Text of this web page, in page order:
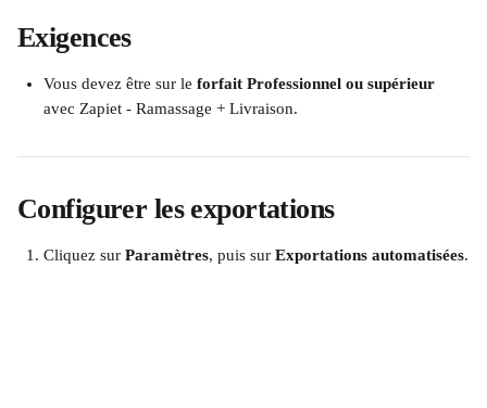
Exigences
Vous devez être sur le forfait Professionnel ou supérieur
avec Zapiet - Ramassage + Livraison.
Configurer les exportations
Cliquez sur Paramètres, puis sur Exportations automatisées.